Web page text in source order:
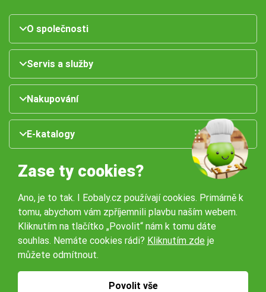
O společnosti
Servis a služby
Nakupování
E-katalogy
Naše pobočky:
Obchodní podmínky
Zase ty cookies?
Ano, je to tak. I Eobaly.cz používají cookies. Primárně k
tomu, abychom vám zpříjemnili plavbu naším webem.
Kliknutím na tlačítko „Povolit“ nám k tomu dáte
souhlas. Nemáte cookies rádi? Kliknutím zde je
můžete odmítnout.
Povolit vše